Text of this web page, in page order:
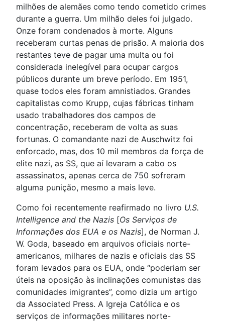
milhões de alemães como tendo cometido crimes
durante a guerra. Um milhão deles foi julgado.
Onze foram condenados à morte. Alguns
receberam curtas penas de prisão. A maioria dos
restantes teve de pagar uma multa ou foi
considerada inelegível para ocupar cargos
públicos durante um breve período. Em 1951,
quase todos eles foram amnistiados. Grandes
capitalistas como Krupp, cujas fábricas tinham
usado trabalhadores dos campos de
concentração, receberam de volta as suas
fortunas. O comandante nazi de Auschwitz foi
enforcado, mas, dos 10 mil membros da força de
elite nazi, as SS, que aí levaram a cabo os
assassinatos, apenas cerca de 750 sofreram
alguma punição, mesmo a mais leve.
Como foi recentemente reafirmado no livro U.S.
Intelligence and the Nazis [Os Serviços de
Informações dos EUA e os Nazis], de Norman J.
W. Goda, baseado em arquivos oficiais norte-
americanos, milhares de nazis e oficiais das SS
foram levados para os EUA, onde “poderiam ser
úteis na oposição às inclinações comunistas das
comunidades imigrantes”, como dizia um artigo
da Associated Press. A Igreja Católica e os
serviços de informações militares norte-